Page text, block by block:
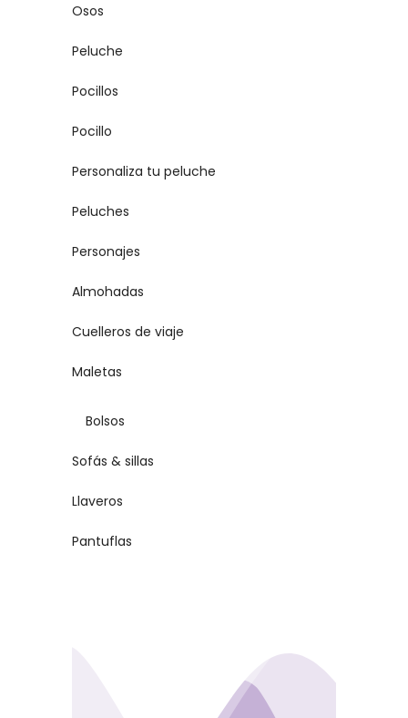
Osos
Peluche
Pocillos
Pocillo
Personaliza tu peluche
Peluches
Personajes
Almohadas
Cuelleros de viaje
Maletas
Bolsos
Sofás & sillas
Llaveros
Pantuflas